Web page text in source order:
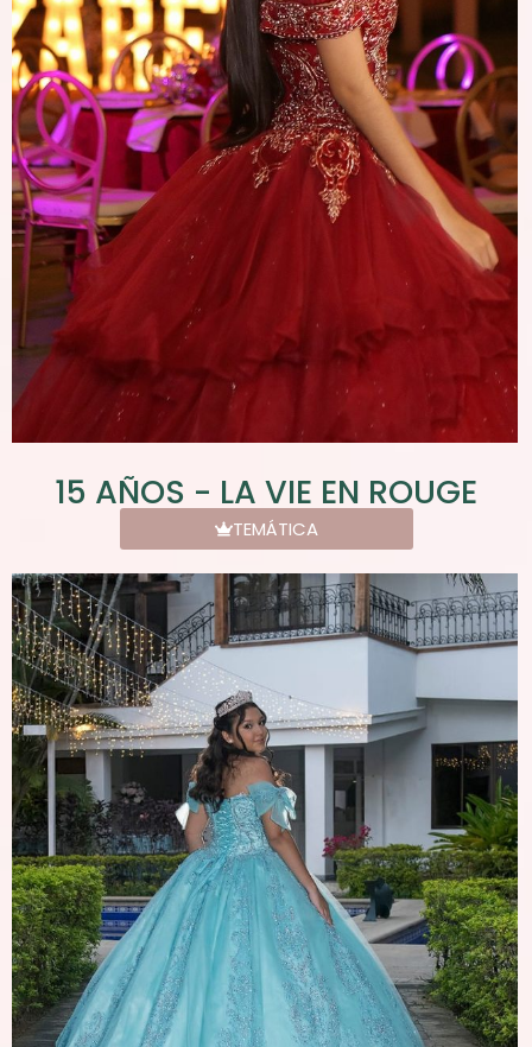
15 AÑOS - LA VIE EN ROUGE
TEMÁTICA